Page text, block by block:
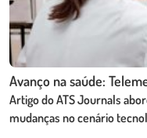
Avanço na saúde:
Artigo do ATS Journals
mudanças no cenário